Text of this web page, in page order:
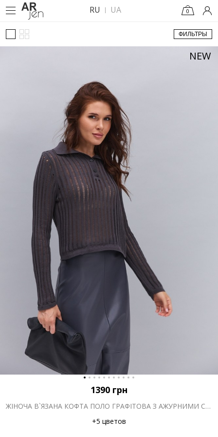
RU UA 0
ФИЛЬТРЫ
NEW
1390 грн
ЖІНОЧА В`ЯЗАНА КОФТА ПОЛО ГРАФІТОВА З АЖУРНИМИ СМУЖКАМИ
+5 цветов